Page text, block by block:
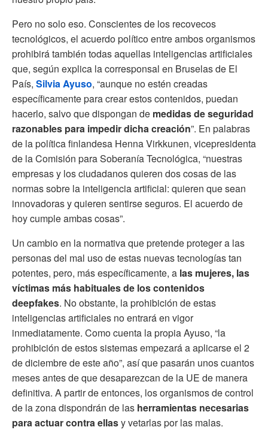
Pero no solo eso. Conscientes de los recovecos
tecnológicos, el acuerdo político entre ambos organismos
prohibirá también todas aquellas inteligencias artificiales
que, según explica la corresponsal en Bruselas de El
País, Silvia Ayuso, “aunque no estén creadas
específicamente para crear estos contenidos, puedan
hacerlo, salvo que dispongan de medidas de seguridad
razonables para impedir dicha creación”. En palabras
de la política finlandesa Henna Virkkunen, vicepresidenta
de la Comisión para Soberanía Tecnológica, “nuestras
empresas y los ciudadanos quieren dos cosas de las
normas sobre la inteligencia artificial: quieren que sean
innovadoras y quieren sentirse seguros. El acuerdo de
hoy cumple ambas cosas”.
Un cambio en la normativa que pretende proteger a las
personas del mal uso de estas nuevas tecnologías tan
potentes, pero, más específicamente, a las mujeres, las
víctimas más habituales de los contenidos
deepfakes. No obstante, la prohibición de estas
inteligencias artificiales no entrará en vigor
inmediatamente. Como cuenta la propia Ayuso, “la
prohibición de estos sistemas empezará a aplicarse el 2
de diciembre de este año”, así que pasarán unos cuantos
meses antes de que desaparezcan de la UE de manera
definitiva. A partir de entonces, los organismos de control
de la zona dispondrán de las herramientas necesarias
para actuar contra ellasy vetarlas por las malas.